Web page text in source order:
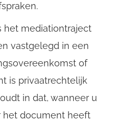
het mediationtraject
vastgelegd in een
of
is privaatrechtelijk
in dat, wanneer u
het document heeft